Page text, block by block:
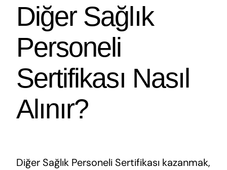
Diğer Sağlık
Personeli
Sertifikası Nasıl
Alınır? ​
Diğer Sağlık Personeli Sertifikası kazanmak,